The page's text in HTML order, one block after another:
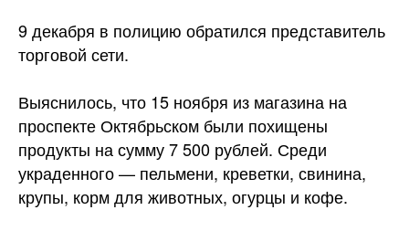
9 декабря в полицию обратился представитель
торговой сети.
Выяснилось, что 15 ноября из магазина на
проспекте Октябрьском были похищены
продукты на сумму 7 500 рублей. Среди
украденного — пельмени, креветки, свинина,
крупы, корм для животных, огурцы и кофе.